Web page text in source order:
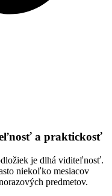
a praktickosť
je dlhá viditeľnosť.
niekoľko mesiacov
predmetov.